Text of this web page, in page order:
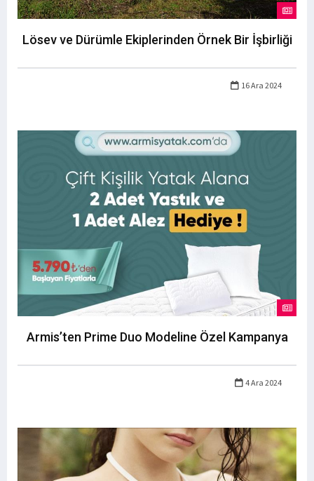
Lösev ve Dürümle Ekiplerinden Örnek Bir İşbirliği
16 Ara 2024
Armis’ten Prime Duo Modeline Özel Kampanya
4 Ara 2024